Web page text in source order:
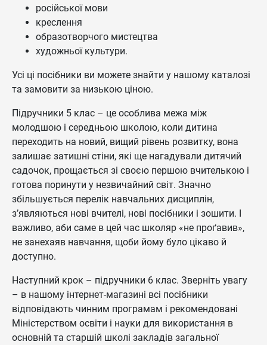
російської мови
креслення
образотворчого мистецтва
художньої культури.
Усі ці посібники ви можете знайти у нашому каталозі
та замовити за низькою ціною.
Підручники 5 клас – це особлива межа між
молодшою і середньою школою, коли дитина
переходить на новий, вищий рівень розвитку, вона
залишає затишні стіни, які ще нагадували дитячий
садочок, прощається зі своєю першою вчителькою і
готова поринути у незвичайний світ. Значно
збільшується перелік навчальних дисциплін,
з’являються нові вчителі, нові посібники і зошити. І
важливо, аби саме в цей час школяр «не проґавив»,
не занехаяв навчання, щоби йому було цікаво й
доступно.
Наступний крок – підручники 6 клас. Зверніть увагу
– в нашому інтернет-магазині всі посібники
відповідають чинним програмам і рекомендовані
Міністерством освіти і науки для використання в
основній та старшій школі закладів загальної